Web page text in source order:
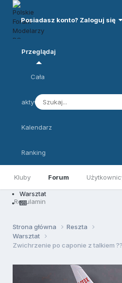
Posiadasz konto? Zaloguj się
Przeglądaj
Kluby Forum
Regulamin
Cała
aktywność
Kalendarz
Ranking
Warsztat
Strona główna
Reszta
Warsztat
Zwichrzenie po caponie z talkiem